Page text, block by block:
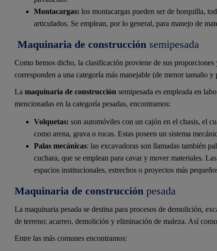
Montacargas: los montacargas pueden ser de horquilla,
articulados. Se emplean, por lo general, para manejo de
Maquinaria de construcción semipesada
Como hemos dicho, la clasificación proviene de sus proporciones
corresponden a una categoría más manejable (de menor tamaño y
La maquinaria de construcción semipesada es empleada en
mencionadas en la categoría pesadas, encontramos:
Volquetas: son automóviles con un cajón en el chasis, el
como arena, grava o rocas. Estas poseen un sistema
Palas mecánicas: las excavadoras son llamadas también
cuchara, que se emplean para cavar y mover materiales.
espacios institucionales, estrechos o proyectos más
Maquinaria de construcción pesada
La maquinaria pesada se destina para procesos de demolición,
de terreno; acarreo, demolición y eliminación de maleza. Así
Entre las más comunes encontramos: